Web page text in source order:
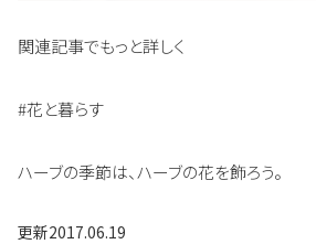
関連記事でもっと詳しく
#花と暮らす
ハーブの季節は、ハーブの花を飾ろう。
更新2017.06.19